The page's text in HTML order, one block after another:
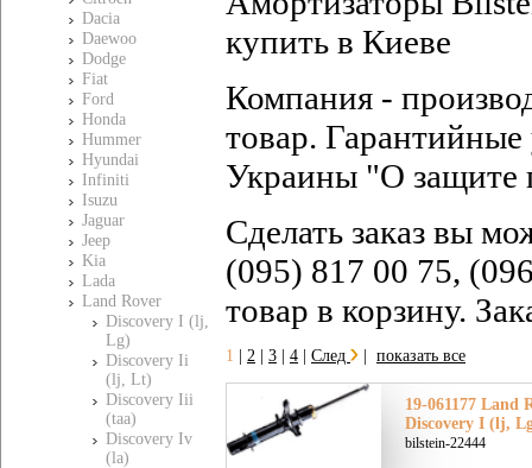
Dacia
Daewoo
Dodge
Fiat
Ford
Honda
Hummer
Hyundai
Infiniti
Isuzu
Jaguar
Jeep
Kia
Lada
Land Rover
Discovery I (lj,
Lg)
Discovery Ii
(lj, Lt)
Discovery Iii
(taa)
Discovery Iv
(la)
купить в Киеве
Компания -
товар. Гарантийные
Украины "О защите
Сделать заказ вы
(095) 817 00 75,
товар в корзину.
1 2 3 4 След показать все
19-061177 Land
Discovery I (lj,
bilstein-22444